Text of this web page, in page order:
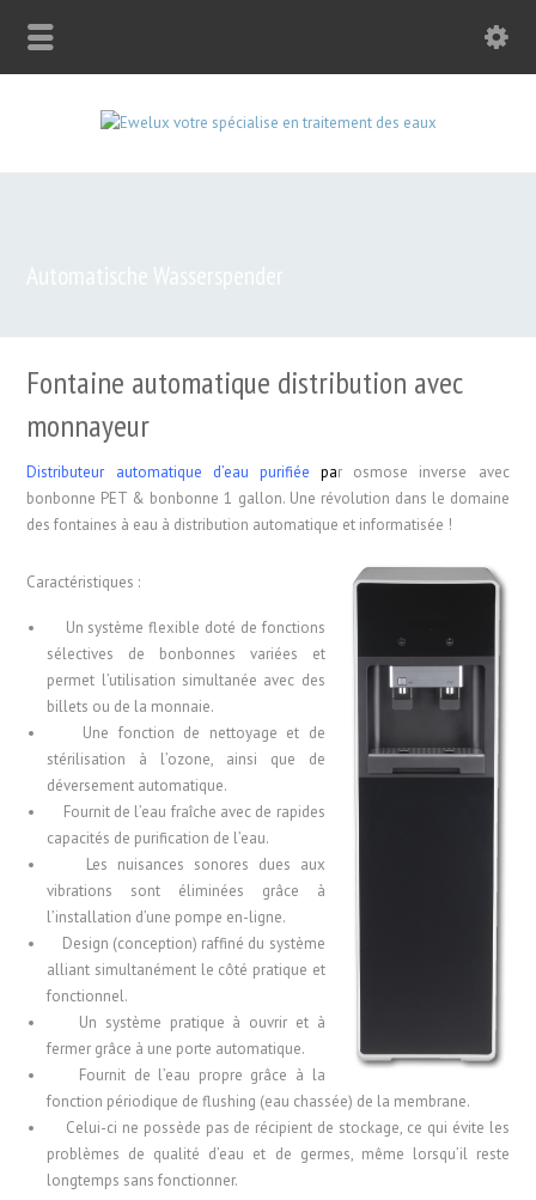
Automatische Wasserspender
Fontaine automatique distribution avec
monnayeur
Distributeur automatique d’eau purifiéepar osmose inverse avec
bonbonne PET & bonbonne 1 gallon. Une révolution dans le domaine
des fontaines à eau à distribution automatique et informatisée !
Caractéristiques :
Un système flexible doté de fonctions
sélectives de bonbonnes variées et
permet l’utilisation simultanée avec des
billets ou de la monnaie.
Une fonction de nettoyage et de
stérilisation à l’ozone, ainsi que de
déversement automatique.
Fournit de l’eau fraîche avec de rapides
capacités de purification de l’eau.
Les nuisances sonores dues aux
vibrations sont éliminées grâce à
l’installation d’une pompe en-ligne.
Design (conception) raffiné du système
alliant simultanément le côté pratique et
fonctionnel.
Un système pratique à ouvrir et à
fermer grâce à une porte automatique.
Fournit de l’eau propre grâce à la
fonction périodique de flushing (eau chassée) de la membrane.
Celui-ci ne possède pas de récipient de stockage, ce qui évite les
problèmes de qualité d’eau et de germes, même lorsqu’il reste
longtemps sans fonctionner.